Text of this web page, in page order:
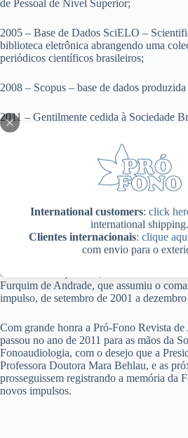
International customers: click
international shipping.
Clientes internacionais: clique
com envio para o
de Pessoal de Nível Superior;
2005 – Base de Dados SciELO –
biblioteca eletrônica abrangendo uma
periódicos científicos brasileiros;
2008 – Scopus – base de dados
2011 – Gentilmente cedida à Sociedade
sendo alterado seu título para “Jornal da
Estas conquistas devem ser creditadas a
processo de produção científica: seus
Dinah Aguiar Población, responsável
Geral e incentivadora constante da
publicações periódicas; sua editora
Ostiz, que gerenciou os procedimentos
sua fundação em 1989; suas duas
Doutora Maria Valéria Schmidt Goffi
de 1989 a março 2001, e a Professora
Furquim de Andrade, que assumiu o
impulso, de setembro de 2001 a
Com grande honra a Pró-Fono Revista
passou no ano de 2011 para as mãos da
Fonoaudiologia, com o desejo que a
Professora Doutora Mara Behlau, e as
prosseguissem registrando a memória da
novos impulsos.